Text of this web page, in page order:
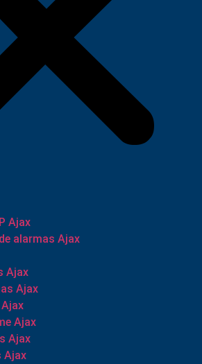
Ajax
alarmas Ajax
Ajax
Ajax
Ajax
Ajax
Ajax